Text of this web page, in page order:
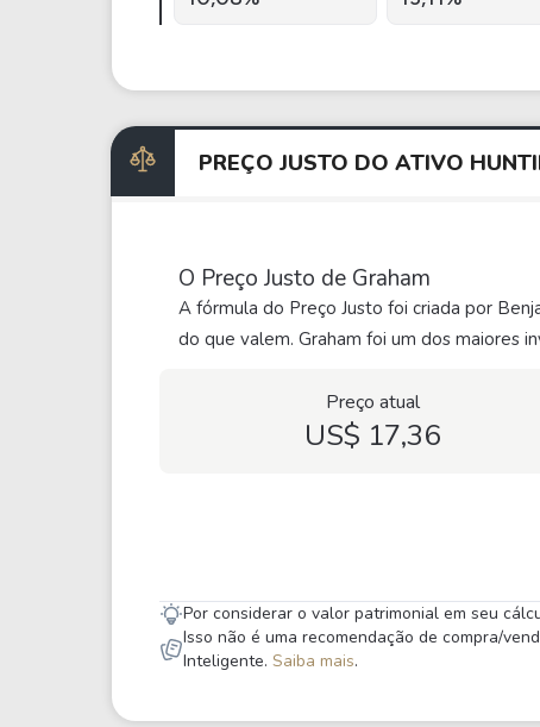
PREÇO JUSTO DO ATIVO
O Preço Justo de Graham
A fórmula do Preço Justo foi criada por
do que valem. Graham foi um dos maiores
Preço atual
US$ 17,36
Por considerar o valor patrimonial em seu
Isso não é uma recomendação de compra/
Inteligente. Saiba mais.